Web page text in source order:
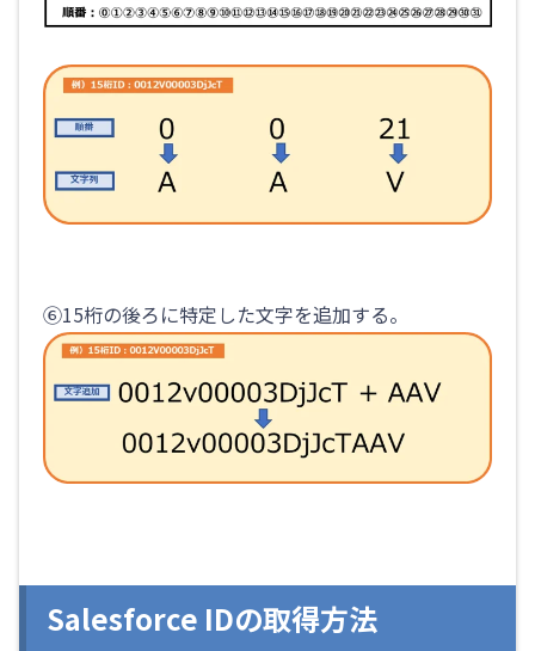
⑥15桁の後ろに特定した文字を追加する。
Salesforce IDの取得方法